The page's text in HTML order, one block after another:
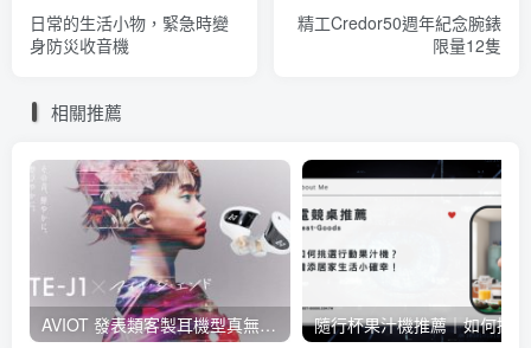
日常的生活小物，緊急時變
身防災收音機
精工Credor50週年紀念腕錶
限量12隻
相關推薦
AVIOT 發表類客製耳機型真無線耳機 TE-J1 ，具 Hi-Res 認證、與 BiSH 成員 AiNA THE END 合作開發